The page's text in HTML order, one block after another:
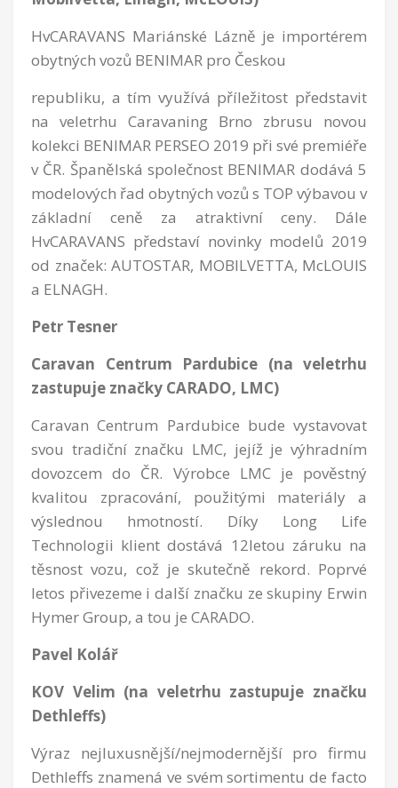
HvCARAVANS Mariánské Lázně je importérem
obytných vozů BENIMAR pro Českou
republiku, a tím využívá příležitost představit
na veletrhu Caravaning Brno zbrusu novou
kolekci BENIMAR PERSEO 2019 při své premiéře
v ČR. Španělská společnost BENIMAR dodává 5
modelových řad obytných vozů s TOP výbavou v
základní ceně za atraktivní ceny. Dále
HvCARAVANS představí novinky modelů 2019
od značek: AUTOSTAR, MOBILVETTA, McLOUIS
a ELNAGH.
Petr Tesner
Caravan Centrum Pardubice (na veletrhu
zastupuje značky CARADO, LMC)
Caravan Centrum Pardubice bude vystavovat
svou tradiční značku LMC, jejíž je výhradním
dovozcem do ČR. Výrobce LMC je pověstný
kvalitou zpracování, použitými materiály a
výslednou hmotností. Díky Long Life
Technologii klient dostává 12letou záruku na
těsnost vozu, což je skutečně rekord. Poprvé
letos přivezeme i další značku ze skupiny Erwin
Hymer Group, a tou je CARADO.
Pavel Kolář
KOV Velim (na veletrhu zastupuje značku
Dethleffs)
Výraz nejluxusnější/nejmodernější pro firmu
Dethleffs znamená ve svém sortimentu de facto